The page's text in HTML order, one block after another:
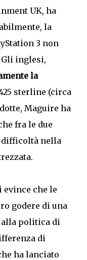
UK, ha
la
3 non
Gli inglesi,
la
sterline (circa
Maguire ha
fra le due
difficoltà nella
evince che le
godere di una
politica di
di
ha lanciato